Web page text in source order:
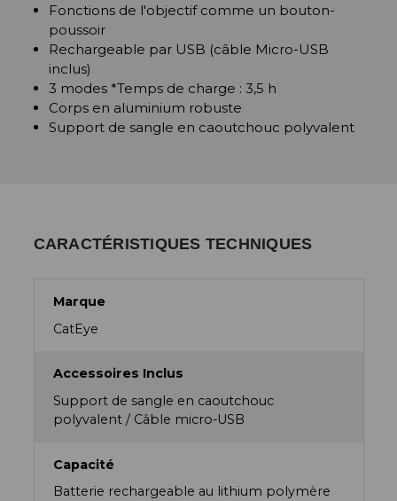
Fonctions de l'objectif comme un bouton-
poussoir
Rechargeable par USB (câble Micro-USB
inclus)
3 modes *Temps de charge : 3,5 h
Corps en aluminium robuste
Support de sangle en caoutchouc polyvalent
CARACTÉRISTIQUES TECHNIQUES
Marque
CatEye
Accessoires Inclus
Support de sangle en caoutchouc
polyvalent / Câble micro-USB
Capacité
Batterie rechargeable au lithium polymère